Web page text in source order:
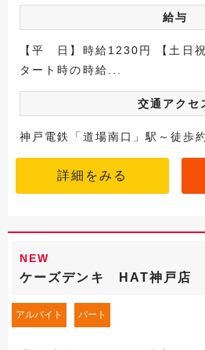
給与
【平 日】時給1230円 【土日
タート時の時給...
交通アクセ
神戸電鉄「道場南口」駅～徒歩
詳細をみる
NEW
ケーズデンキ HAT神戸店
アルバイト パート